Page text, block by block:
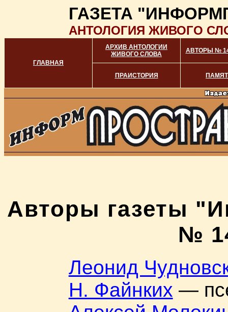
ГАЗЕТА
АНТОЛОГИЯ ЖИВОГО
ГЛАВНАЯ
АРХИВ АНТОЛОГИИ
ЖИВОГО СЛОВА
АВТОРЫ №
ПРАИСТОРИЯ
Авторы газеты
№
Леонид
Н. Файнких —